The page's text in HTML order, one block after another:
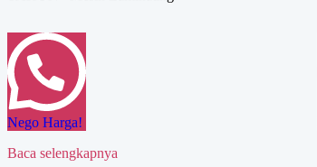
Nego Harga!
Baca selengkapnya